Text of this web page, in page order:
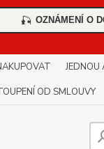
🎣 OZNÁMENÍ O
JEDNOU
OD SMLOUVY